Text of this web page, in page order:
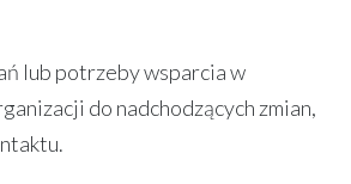
lub potrzeby wsparcia w
do nadchodzących zmian,